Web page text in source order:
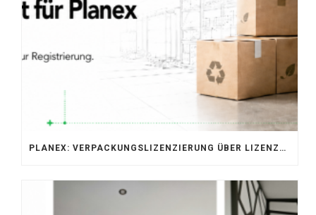
PLANEX: VERPACKUNGSLIZENZIERUNG ÜBER LIZENZERO & LUCID 2026